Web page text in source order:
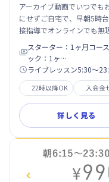
アーカイブ動画でいつでも
にせずご自宅で、早朝5時
接指導でオンラインでも無

スターター：1ヶ月コー
ック：1ヶ…
ライブレッスン5:30～
22時以降OK 入会金
詳しく見る